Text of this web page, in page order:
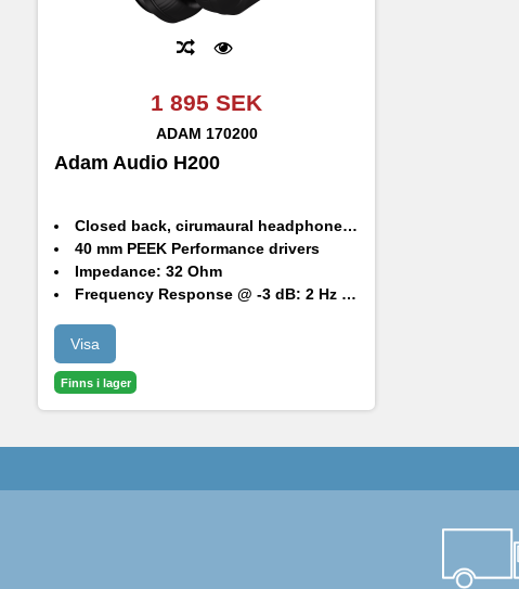
1 895 SEK
ADAM 170200
Adam Audio H200
Closed back, cirumaural headphone with detachable cable
40 mm PEEK Performance drivers
Impedance: 32 Ohm
Frequency Response @ -3 dB: 2 Hz -23.5 kHz
Visa
Finns i lager